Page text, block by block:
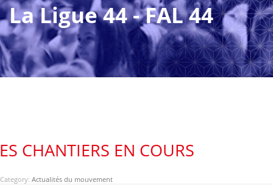
La Ligue 44 - FAL 44
CHANTIERS EN COURS
Category: Actualités du mouvement